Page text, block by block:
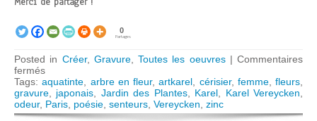
0
Partages
Posted in Créer, Gravure, Toutes les oeuvres| Commentaires
ferméssur
Le
cerisier
Tags:aquatinte arbre en fleur,artkarel cérisier, femme, fleurs
gravure
japonais Jardin des Plantes, Karel Karel Vereycken
odeur, Paris poésie senteurs Vereycken zinc